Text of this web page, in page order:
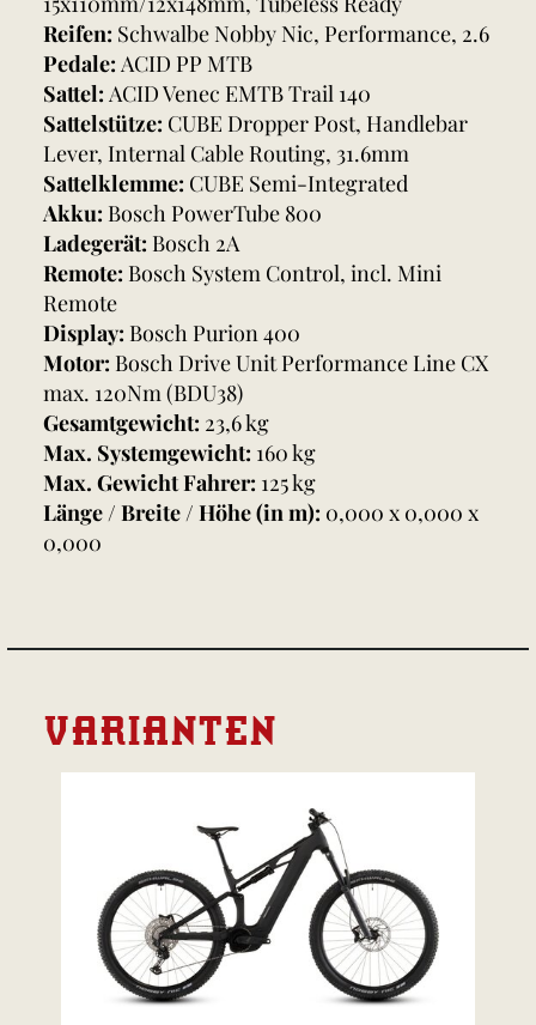
Reifen: Schwalbe Nobby Nic, Performance, 2.6
Pedale: ACID PP MTB
Sattel: ACID Venec EMTB Trail 140
Sattelstütze: CUBE Dropper Post, Handlebar
Lever, Internal Cable Routing, 31.6mm
Sattelklemme: CUBE Semi-Integrated
Akku: Bosch PowerTube 800
Ladegerät: Bosch 2A
Remote: Bosch System Control, incl. Mini
Remote
Display: Bosch Purion 400
Motor: Bosch Drive Unit Performance Line CX
max. 120Nm (BDU38)
Gesamtgewicht: 23,6 kg
Max. Systemgewicht: 160 kg
Max. Gewicht Fahrer: 125 kg
Länge / Breite / Höhe (in m): 0,000 x 0,000 x
0,000
VARIANTEN